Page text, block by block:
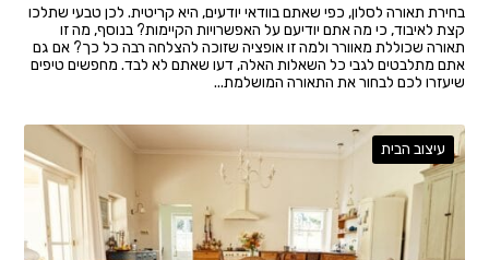
בחירת תאורה לסלון, כפי שאתם בוודאי יודעים, היא קריטית. לכן טבעי שתלכו
קצת לאיבוד, כי מה אתם יודיעם על האפשרויות הקיימות? בנוסף, מה זו
תאורה שכוללת מאוורר ולמה זו אופציה שזוכה להצלחה רבה כל כך? אם גם
אתם מתלבטים לגבי כל השאלות האלה, דעו שאתם לא לבד. מחפשים טיפים
שיעזרו לכם לבחור את התאורה המושלמת...
עיצוב הבית